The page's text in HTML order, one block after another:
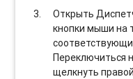
Открыть
кнопки мыши на
Переключиться
щелкнуть